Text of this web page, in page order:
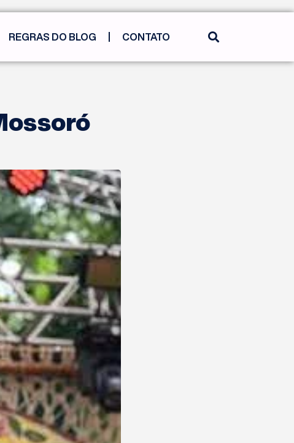
REGRAS DO BLOG CONTATO